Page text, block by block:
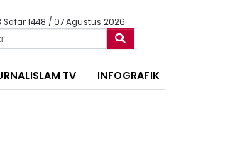
Safar 1448 / 07 Agustus 2026
TV INFOGRAFIK